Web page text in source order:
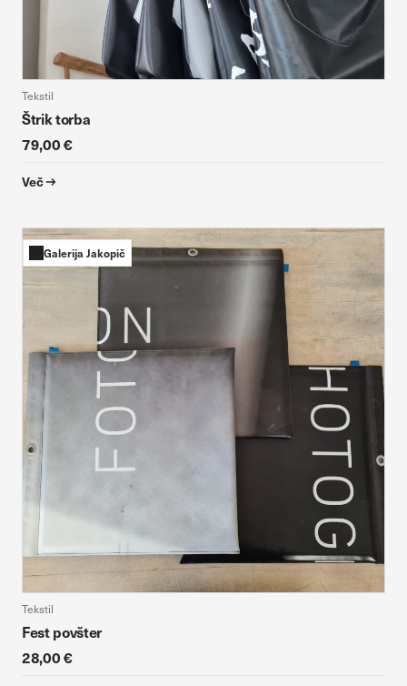
Tekstil
Štrik torba
79,00 €
Več
Galerija Jakopič
Tekstil
Fest povšter
28,00 €